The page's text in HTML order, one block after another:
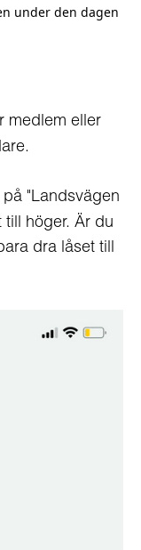
under den dagen
medlem eller
"Landsvägen
höger. Är du
dra låset till